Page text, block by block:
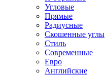
Угловые
Прямые
Радиусные
Скошенные углы
Стиль
Современные
Евро
Английские